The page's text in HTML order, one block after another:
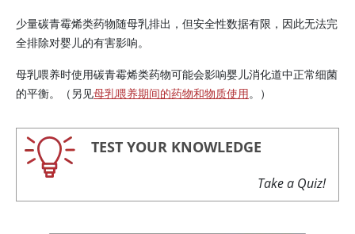
少量碳青霉烯类药物随母乳排出，但安全性数据有限，因此无法完
全排除对婴儿的有害影响。
母乳喂养时使用碳青霉烯类药物可能会影响婴儿消化道中正常细菌
的平衡。（另见母乳喂养期间的药物和物质使用。）
TEST YOUR KNOWLEDGE
Take a Quiz!